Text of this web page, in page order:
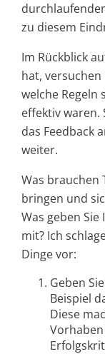
zu diesem
Im Rückblick
hat,
welche Regeln
effektiv waren.
das Feedback
weiter.
Was brauchen
bringen und
Was geben
mit? Ich
Dinge vor:
Geben
Beispiel
Diese